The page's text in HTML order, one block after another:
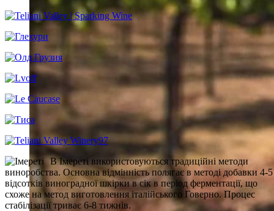
В Імереті використовуються традиційні методи
виноробства. Основна відмінність полягає в методі добавки 4-5
відсотків виноградної шкірки в сік в період ферментації, що
схоже на метод виготовлення італійського Говерно. Процес
стабілізації триває 6-8 тижнів.